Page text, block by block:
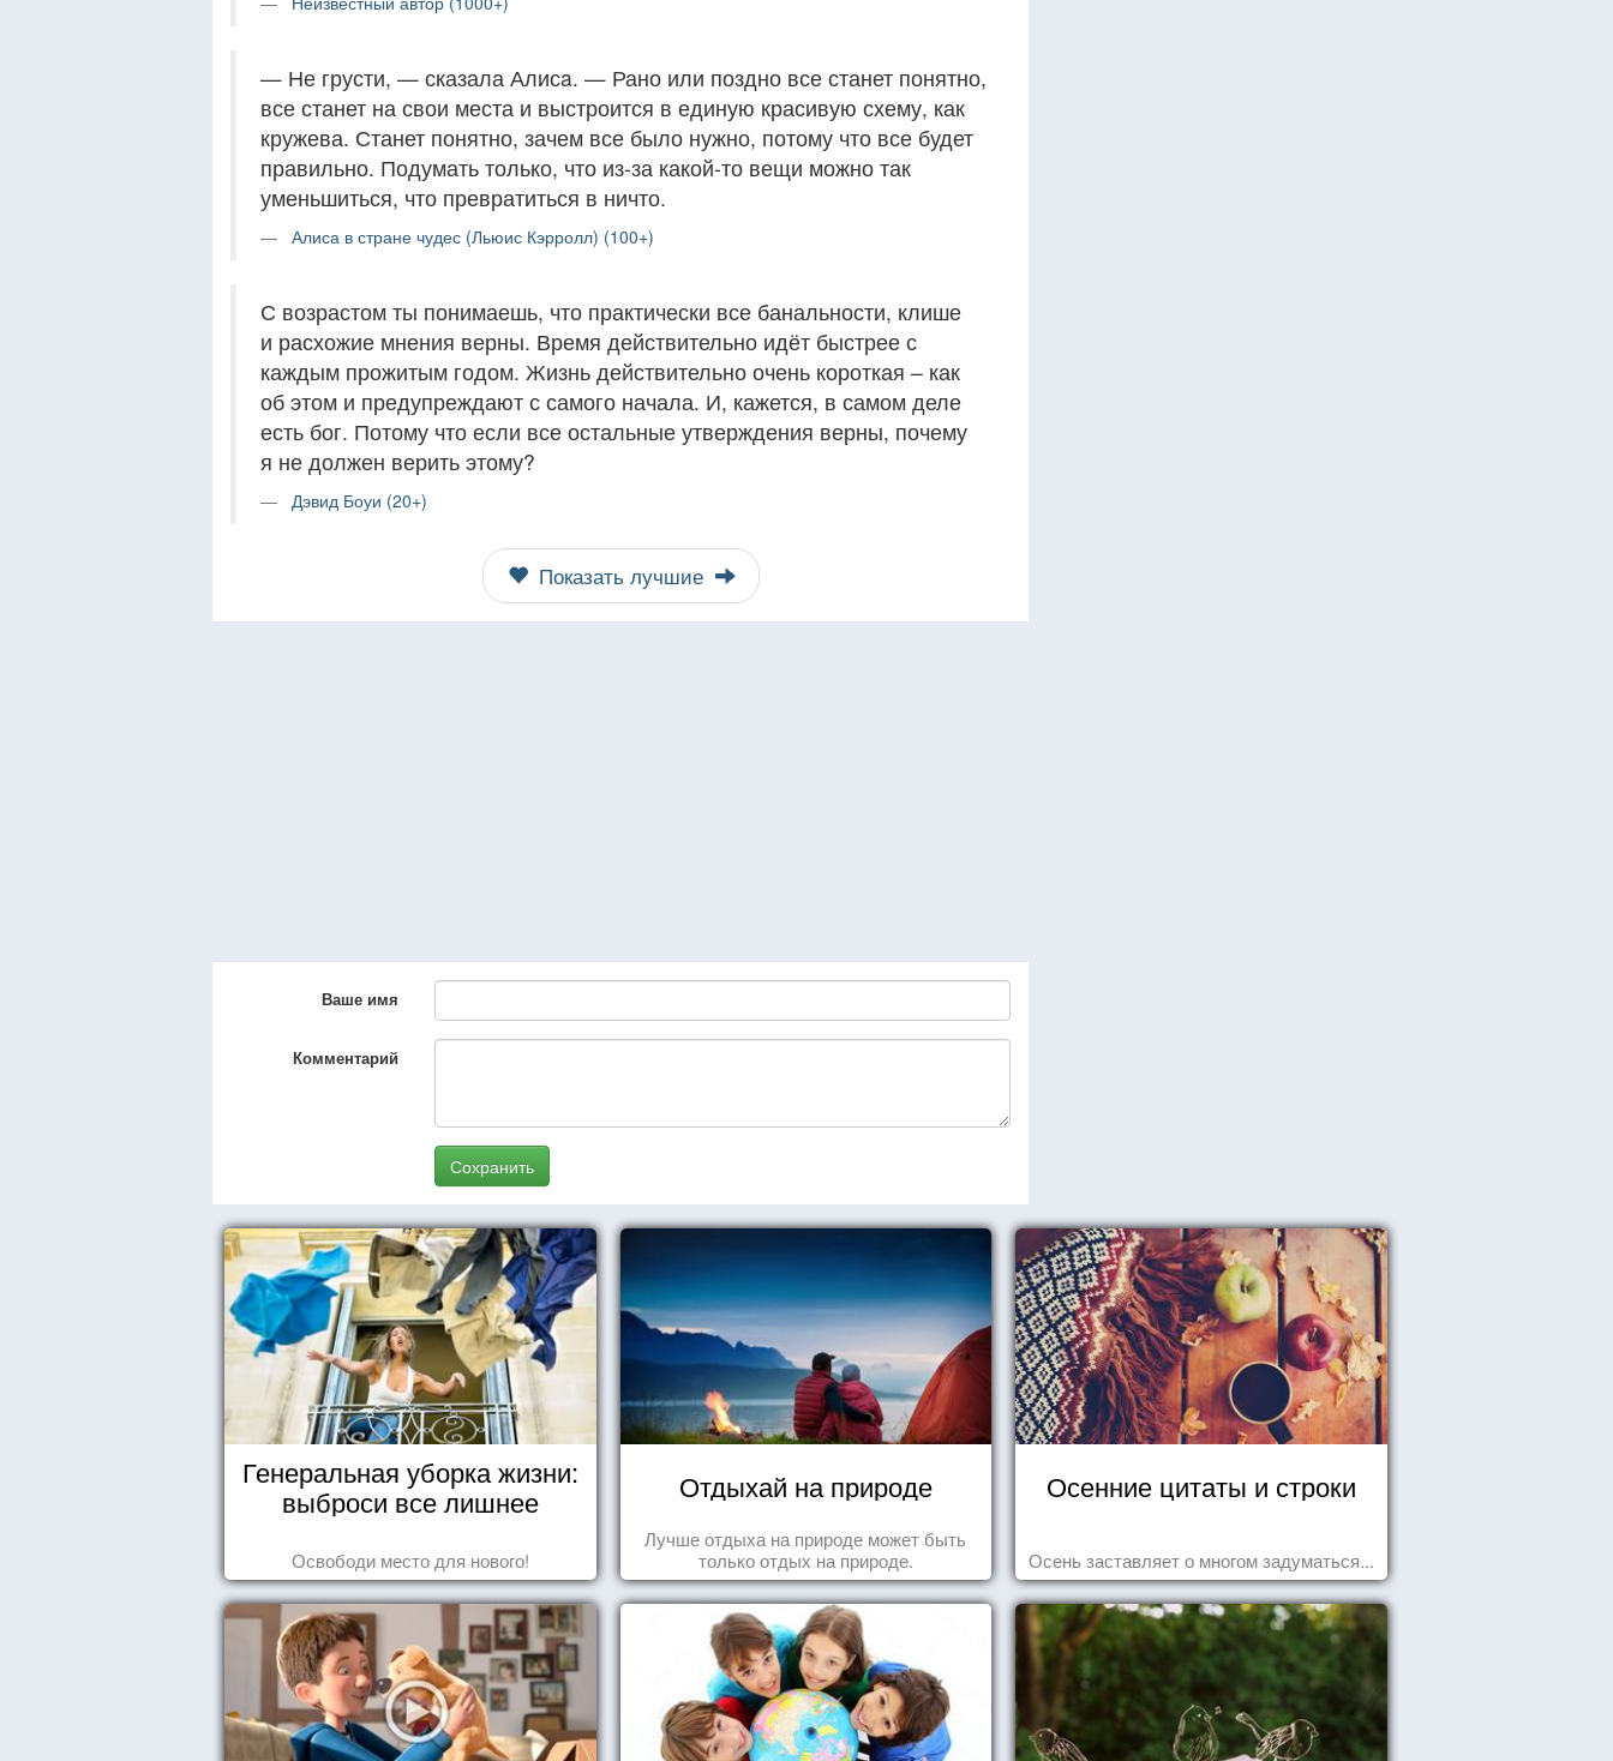
— Не грусти, — сказала Алисa. — Рано или поздно все станет понятно,
все станет на свои места и выстроится в единую красивую схему, как
кружева. Станет понятно, зачем все было нужно, потому что все будет
правильно. Подумать только, что из-за какой-то вещи можно так
уменьшиться, что превратиться в ничто.
Алиса в стране чудес (Льюис Кэрролл) (100+)
С возрастом ты понимаешь, что практически все банальности, клише
и расхожие мнения верны. Время действительно идёт быстрее с
каждым прожитым годом. Жизнь действительно очень короткая – как
об этом и предупреждают с самого начала. И, кажется, в самом деле
есть бог. Потому что если все остальные утверждения верны, почему
я не должен верить этому?
Дэвид Боуи (20+)
Показать лучшие
Ваше имя
Комментарий
Сохранить
Генеральная уборка жизни:
выброси все лишнее
Освободи место для нового!
Отдыхай на природе
Лучше отдыха на природе может быть
только отдых на природе.
Осенние цитаты и строки
Осень заставляет о многом задуматься...